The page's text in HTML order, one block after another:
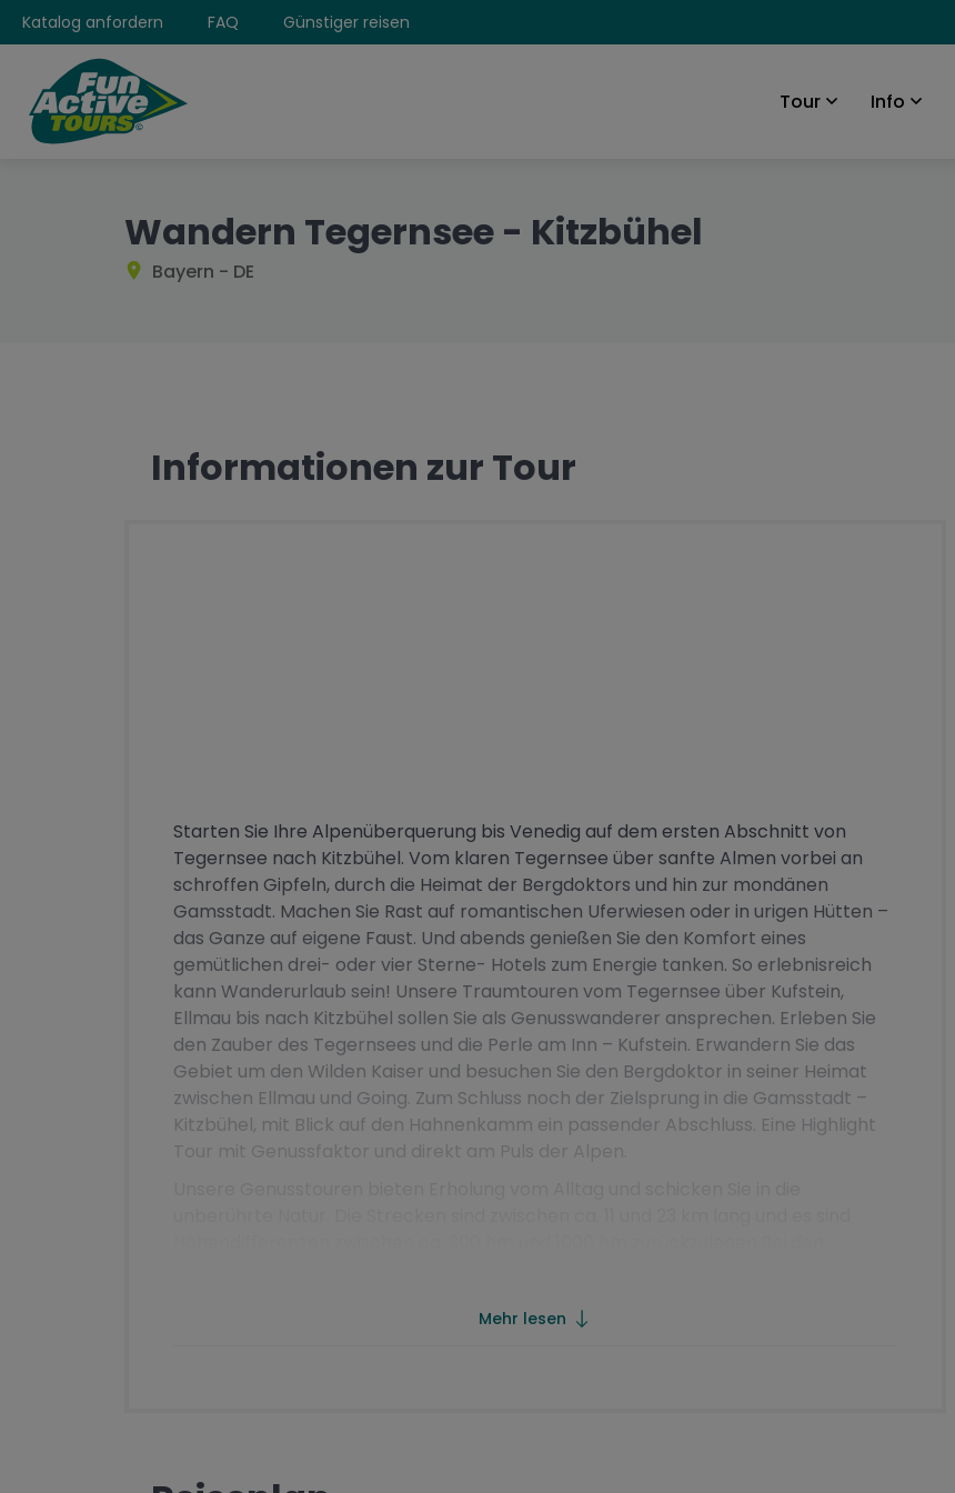
Katalog anfordern FAQ Günstiger reisen
Tour Info
Wandern Tegernsee - Kitzbühel
Bayern - DE
Informationen zur Tour
Starten Sie Ihre Alpenüberquerung bis Venedig auf dem ersten Abschnitt von
Tegernsee nach Kitzbühel. Vom klaren Tegernsee über sanfte Almen vorbei an
schroffen Gipfeln, durch die Heimat der Bergdoktors und hin zur mondänen
Gamsstadt. Machen Sie Rast auf romantischen Uferwiesen oder in urigen Hütten –
das Ganze auf eigene Faust. Und abends genießen Sie den Komfort eines
gemütlichen drei- oder vier Sterne- Hotels zum Energie tanken. So erlebnisreich
kann Wanderurlaub sein! Unsere Traumtouren vom Tegernsee über Kufstein,
Ellmau bis nach Kitzbühel sollen Sie als Genusswanderer ansprechen. Erleben Sie
den Zauber des Tegernsees und die Perle am Inn – Kufstein. Erwandern Sie das
Gebiet um den Wilden Kaiser und besuchen Sie den Bergdoktor in seiner Heimat
zwischen Ellmau und Going. Zum Schluss noch der Zielsprung in die Gamsstadt –
Kitzbühel, mit Blick auf den Hahnenkamm ein passender Abschluss. Eine Highlight
Tour mit Genussfaktor und direkt am Puls der Alpen.
Die Tour ist einfach bis mittelschwer, verläuft auf gut präparierten Wanderwegen,
Leistungen
Mehr lesen